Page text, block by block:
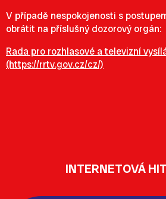
V případě nespokojenosti s
obrátit na příslušný dozorový orgán:
Rada pro rozhlasové a televizní
(https://rrtv.gov.cz/cz/)
INTERNETOVÁ